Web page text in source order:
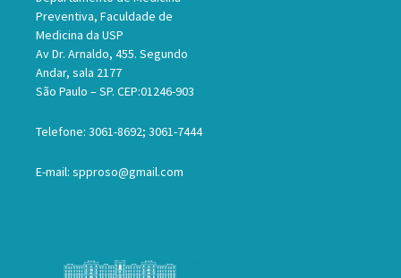
Preventiva, Faculdade de
Medicina da USP
Av Dr. Arnaldo, 455. Segundo
Andar, sala 2177
São Paulo – SP. CEP:01246-903
Telefone: 3061-8692; 3061-7444
E-mail: spproso@gmail.com